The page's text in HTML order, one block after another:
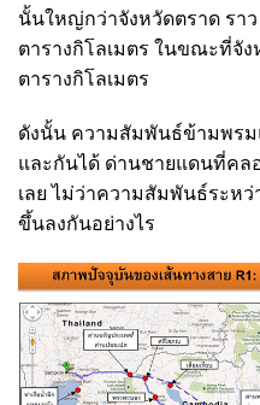
นั้นใหญ่กว่าจังหวัดตราด ราว
ตารางกิโลเมตร ในขณะที่จัง
ตารางกิโลเมตร
ดังนั้น ความสัมพันธ์ข้ามพรม
และกันได้ ด่านชายแดนที่คล
เลย ไม่ว่าความสัมพันธ์ระห
ขึ้นลงกันอย่างไร